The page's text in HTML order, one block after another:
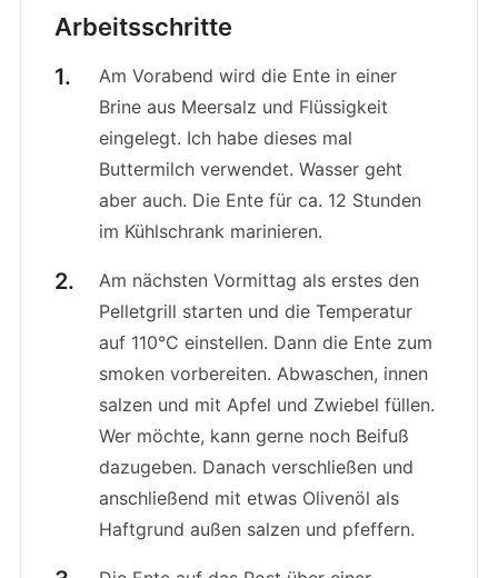
Arbeitsschritte
Am Vorabend wird die Ente in einer
Brine aus Meersalz und Flüssigkeit
eingelegt. Ich habe dieses mal
Buttermilch verwendet. Wasser geht
aber auch. Die Ente für ca. 12 Stunden
im Kühlschrank marinieren.
Am nächsten Vormittag als erstes den
Pelletgrill starten und die Temperatur
auf 110°C einstellen. Dann die Ente zum
smoken vorbereiten. Abwaschen, innen
salzen und mit Apfel und Zwiebel füllen.
Wer möchte, kann gerne noch Beifuß
dazugeben. Danach verschließen und
anschließend mit etwas Olivenöl als
Haftgrund außen salzen und pfeffern.